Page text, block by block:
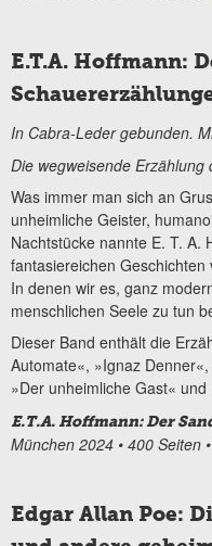
E.T.A. Hoffmann:
In Cabra-Leder gebunden.
Die wegweisende Erzählung
Was immer man sich an
unheimliche Geister,
Nachtstücke nannte E. T. A.
fantasiereichen
In denen wir es, ganz
menschlichen Seele zu tun
Dieser Band enthält die
Automate«, »Ignaz
»Der unheimliche Gast« und
E.T.A. Hoffmann: Der
München 2024 • 400 Seiten
Edgar Allan Poe: